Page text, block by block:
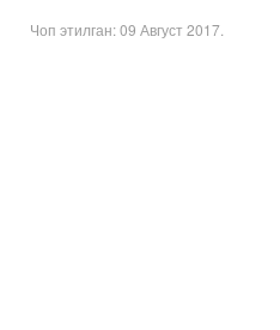
Чоп этилган:09 Август 2017